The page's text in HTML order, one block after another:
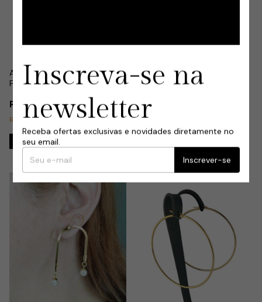
Argolinha Importada Pingente
Flor Vazada em Aço Dourado
R$5,99
Restam apenas em estoque!
Argola Importada Coração G
Encaixe em Aço Dourado
R$5,99
Restam apenas
Inscreva-se na
newsletter
Receba ofertas exclusivas e novidades diretamente no
seu email.
Inscrever-se